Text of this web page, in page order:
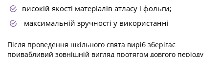
високій якості матеріалів атласу і фольги;
максимальній зручності у використанні
Після проведення шкільного свята виріб зберігає
привабливий зовнішній вигляд протягом довгого періоду